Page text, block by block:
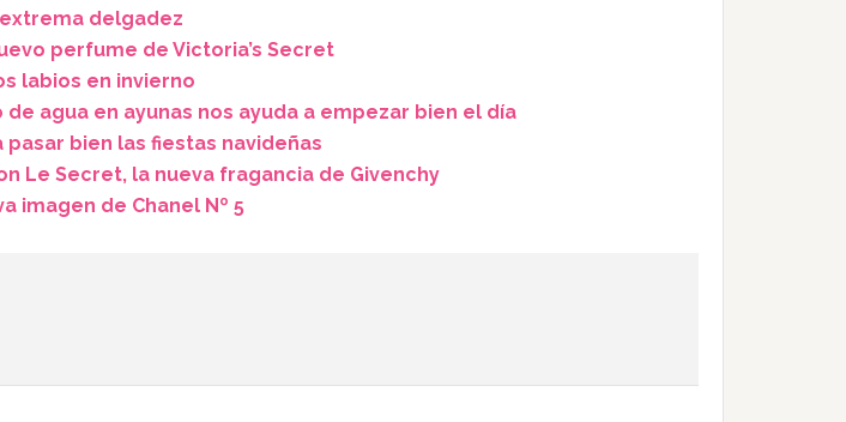
extrema delgadez
perfume de Victoria’s Secret
labios en invierno
de agua en ayunas nos ayuda a empezar bien el día
pasar bien las fiestas navideñas
Le Secret, la nueva fragancia de Givenchy
imagen de Chanel Nº 5